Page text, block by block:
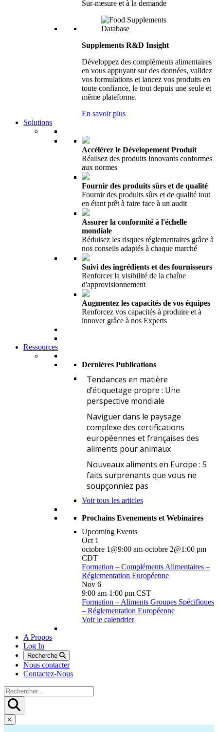
Sur-mesure et à la demande
Supplements R&D Insight
Développez des compléments alimentaires
en vous appuyant sur des données, validez
vos formulations et lancez vos produits en
toute confiance, le tout depuis une seule et
même plateforme.
En savoir plus
Solutions
Accélérez le Dévelopement Produit
Réalisez des produits innovants conformes
aux normes
Fournir des produits sûrs et de qualité
Fournir des produits sûrs et de qualité tout
en étant prêt à faire face à un audit
Assurer la conformité à l'échelle
mondiale
Réduisez les risques réglementaires grâce à
nos conseils adaptés à chaque marché
Suivi des ingrédients et des fournisseurs
Renforcer la visibilité de la chaîne
d'approvisionnement
Augmentez les capacités de vos équipes
Renforcez vos capacités à produire et à
innover grâce à nos Experts
Ressources
Dernières Publications
Tendances en matière
d’étiquetage propre : Une
perspective mondiale
Naviguer dans le paysage
complexe des certifications
européennes et françaises des
aliments pour animaux
Nouveaux aliments en Europe : 5
faits surprenants que vous ne
soupçonniez pas
Voir tous les articles
Prochains Evenements et Webinaires
Upcoming Events
Oct 1
octobre 1@9:00 am-octobre 2@1:00 pm
CDT
Formation – Compléments Alimentaires –
Réglementation Européenne
Nov 6
9:00 am-1:00 pm CST
Formation – Aliments Groupes Spécifiques
– Réglementation Européenne
Voir le calendrier
A Propos
Log In
Recherche
Nous contacter
Contactez-Nous
×